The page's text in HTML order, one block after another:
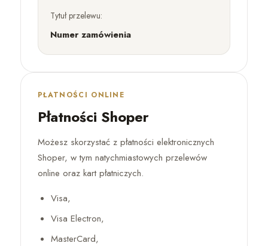
Tytuł przelewu:
Numer zamówienia
PŁATNOŚCI ONLINE
Płatności Shoper
Możesz skorzystać z płatności elektronicznych
Shoper, w tym natychmiastowych przelewów
online oraz kart płatniczych.
Visa,
Visa Electron,
MasterCard,